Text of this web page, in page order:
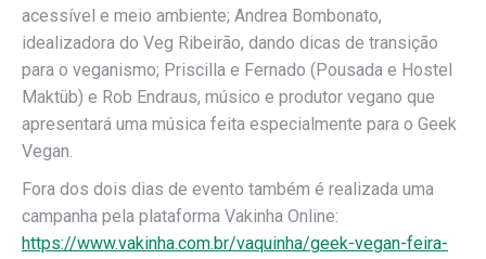
acessível e meio ambiente; Andrea Bombonato,
idealizadora do Veg Ribeirão, dando dicas de transição
para o veganismo; Priscilla e Fernado (Pousada e Hostel
Maktüb) e Rob Endraus, músico e produtor vegano que
apresentará uma música feita especialmente para o Geek
Vegan.
Fora dos dois dias de evento também é realizada uma
campanha pela plataforma Vakinha Online:
https://www.vakinha.com.br/vaquinha/geek-vegan-feira-